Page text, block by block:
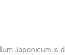
Japonicum is